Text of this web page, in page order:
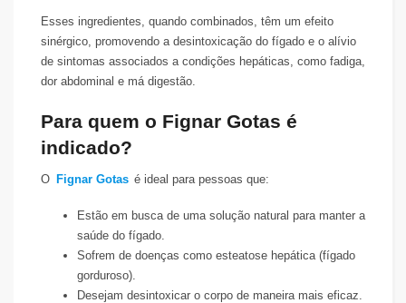
Esses ingredientes, quando combinados, têm um efeito
sinérgico, promovendo a desintoxicação do fígado e o alívio
de sintomas associados a condições hepáticas, como fadiga,
dor abdominal e má digestão.
Para quem o Fignar Gotas é
indicado?
O Fignar Gotas é ideal para pessoas que:
Estão em busca de uma solução natural para manter a
saúde do fígado.
Sofrem de doenças como esteatose hepática (fígado
gorduroso).
Desejam desintoxicar o corpo de maneira mais eficaz.